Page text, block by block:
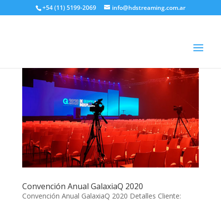
+54 (11) 5199-2069 info@hdstreaming.com.ar
Convención Anual GalaxiaQ 2020
Convención Anual GalaxiaQ 2020 Detalles Cliente: